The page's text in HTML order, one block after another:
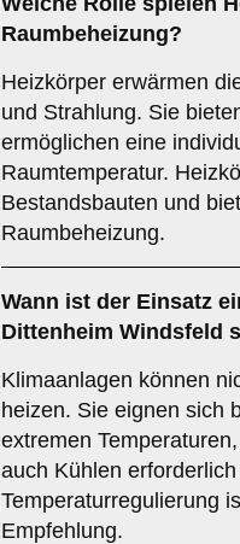
Raumbeheizung?
Heizkörper erwärmen
und Strahlung. Sie
ermöglichen eine
Raumtemperatur.
Bestandsbauten und
Raumbeheizung.
Wann ist der Einsatz
Dittenheim Windsfeld
Klimaanlagen können
heizen. Sie eignen sich
extremen
auch Kühlen
Temperaturregulierung
Empfehlung.